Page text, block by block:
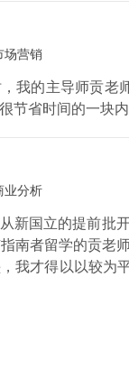
场营销
我的主导师贡
节省时间的一块
业分析
新国立的提前批
南者留学的贡老
我才得以以较为
，所以只需要做